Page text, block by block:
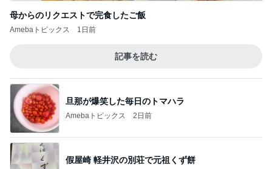
母からのリクエストで完食したご飯
Amebaトピックス 1日前
記事を読む
旦那が爆笑した毎日のトマハラ
Amebaトピックス 2日前
假屋崎 軽井沢の別荘で元祖くず餅